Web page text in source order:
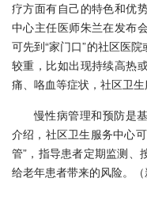
疗方面有自己的特色和优
中心主任医师朱兰在发布
可先到“家门口”的社区医
较重，比如出现持续高热
痛、咯血等症状，社区卫生
慢性病管理和预防是
介绍，社区卫生服务中心
管”，指导患者定期监测、
给老年患者带来的风险。（